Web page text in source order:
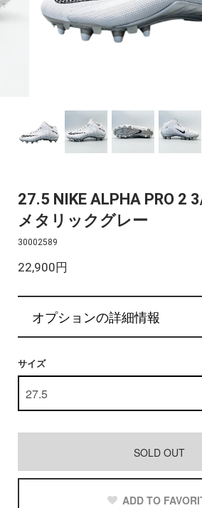
27.5 NIKE ALPHA PRO 2
メタリックグレー
30002589
22,900円
オプションの詳細情報
サイズ
SOLD OUT
ADD TO